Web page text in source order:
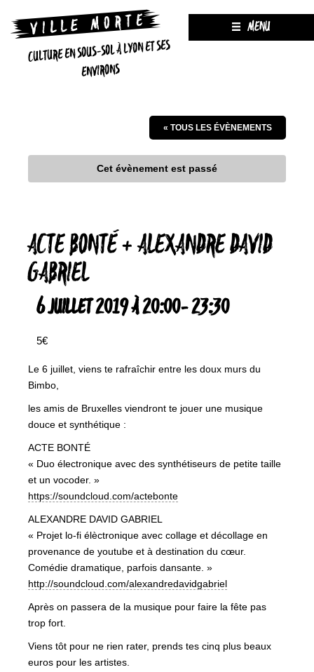
CULTURE EN SOUS-SOL À LYON ET SES
ENVIRONS
MENU
« TOUS LES ÉVÈNEMENTS
Cet évènement est passé
ACTE BONTÉ + ALEXANDRE DAVID
GABRIEL
6 JUILLET 2019 À 20:00-23:30
5€
Le 6 juillet, viens te rafraîchir entre les doux murs du
Bimbo,
les amis de Bruxelles viendront te jouer une musique
douce et synthétique :
ACTE BONTÉ
« Duo électronique avec des synthétiseurs de petite taille
et un vocoder. »
https://soundcloud.com/actebonte
ALEXANDRE DAVID GABRIEL
« Projet lo-fi élèctronique avec collage et décollage en
provenance de youtube et à destination du cœur.
Comédie dramatique, parfois dansante. »
http://soundcloud.com/alexandredavidgabriel
Après on passera de la musique pour faire la fête pas
trop fort.
Viens tôt pour ne rien rater, prends tes cinq plus beaux
euros pour les artistes.